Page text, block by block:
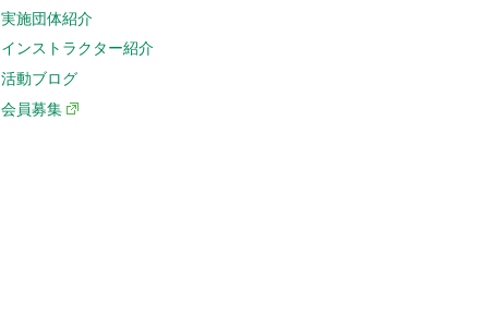
実施団体紹介
インストラクター紹介
活動ブログ
会員募集